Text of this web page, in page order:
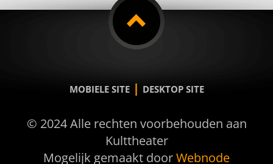
MOBIELE SITE | DESKTOP SITE
© 2024 Alle rechten voorbehouden aan
Kulttheater
Mogelijk gemaakt doorWebnode